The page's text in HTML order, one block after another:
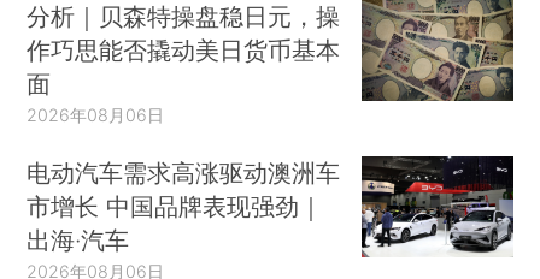
分析｜贝森特操盘稳日元，操
作巧思能否撬动美日货币基本
面
2026年08月06日
电动汽车需求高涨驱动澳洲车
市增长 中国品牌表现强劲｜
出海·汽车
2026年08月06日